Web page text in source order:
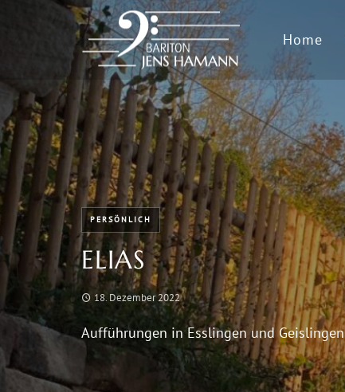
Home
PERSÖNLICH
ELIAS
18. Dezember 2022
Aufführungen in Esslingen und Geislingen